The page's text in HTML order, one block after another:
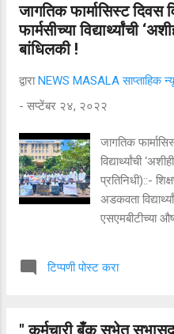
शोधात
या गाण्यात
गायलं आहे.
'विक्रम वेधा'मध्ये
जागतिक फार्मासिस्ट दिवस
फार्मसीच्या विद्यार्थ्यांची
बांधिलकी !
द्वाराNEWS MASALA साप्ताहिक
- सप्टेंबर २४, २०२२
जागतिक
विद्यार्थ्यांची
प्रतिनिधी)::-
अडकवता
एसएमबीटीच्या
करून
टिप्पणी पोस्ट करा
" कर्मचारी बँक सभेत